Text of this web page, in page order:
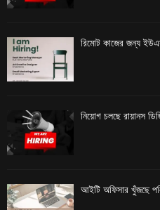
রিমোট কাজের জন্য
নিয়োগ চলছে রায়ানস
আইটি অফিসার খুঁজছে